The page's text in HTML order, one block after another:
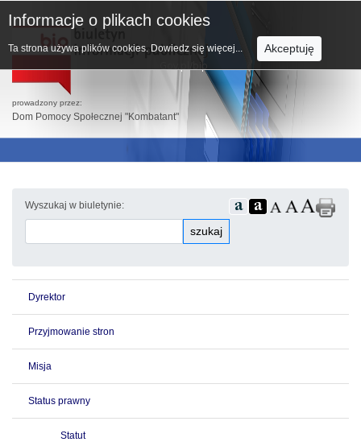
prowadzony przez:
Dom Pomocy Społecznej "Kombatant"
Wyszukaj w biuletynie:
szukaj
Dyrektor
Przyjmowanie stron
Misja
Status prawny
Statut
Informacje o plikach cookies
Ta strona używa plików cookies. Dowiedz się więcej... Akceptuję